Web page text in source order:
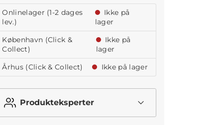
Onlinelager (1-2 dages
lev.)
Ikke på
lager
København (Click &
Collect)
Ikke på
lager
Århus (Click & Collect)
Ikke på lager
Produkteksperter